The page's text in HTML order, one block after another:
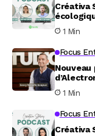
Créativa
1 Min
Focus
1 Min
Focus
Créativa